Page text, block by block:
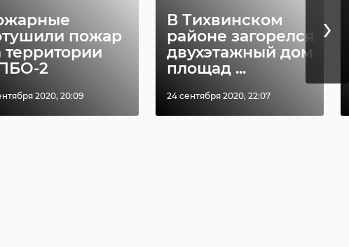
пожар
территории
2
2020, 20:09
В Тихвинском
районе загорелся
двухэтажный дом
площад ...
24 сентября 2020, 22:07
›